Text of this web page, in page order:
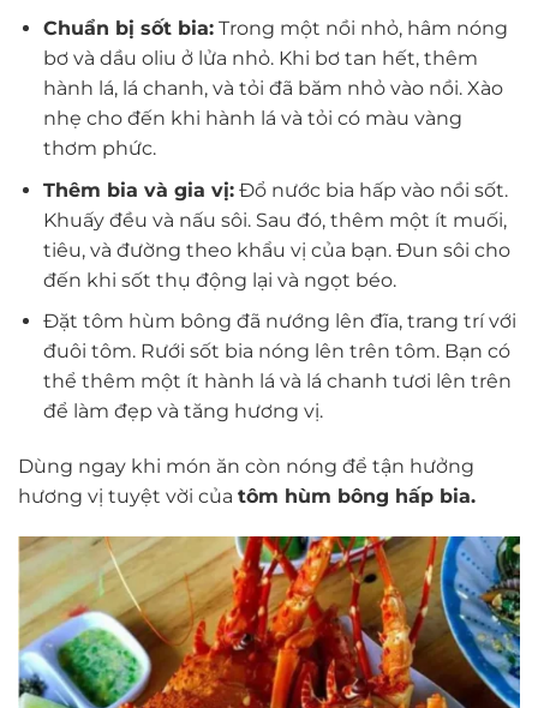
Chuẩn bị sốt bia:Trong một nồi nhỏ, hâm nóng
bơ và dầu oliu ở lửa nhỏ. Khi bơ tan hết, thêm
hành lá, lá chanh, và tỏi đã băm nhỏ vào nồi. Xào
nhẹ cho đến khi hành lá và tỏi có màu vàng
thơm phức.
Thêm bia và gia vị:Đổ nước bia hấp vào nồi sốt.
Khuấy đều và nấu sôi. Sau đó, thêm một ít muối,
tiêu, và đường theo khẩu vị của bạn. Đun sôi cho
đến khi sốt thụ động lại và ngọt béo.
Đặt tôm hùm bông đã nướng lên đĩa, trang trí với
đuôi tôm. Rưới sốt bia nóng lên trên tôm. Bạn có
thể thêm một ít hành lá và lá chanh tươi lên trên
để làm đẹp và tăng hương vị.
Dùng ngay khi món ăn còn nóng để tận hưởng
hương vị tuyệt vời của tôm hùm bông hấp bia.